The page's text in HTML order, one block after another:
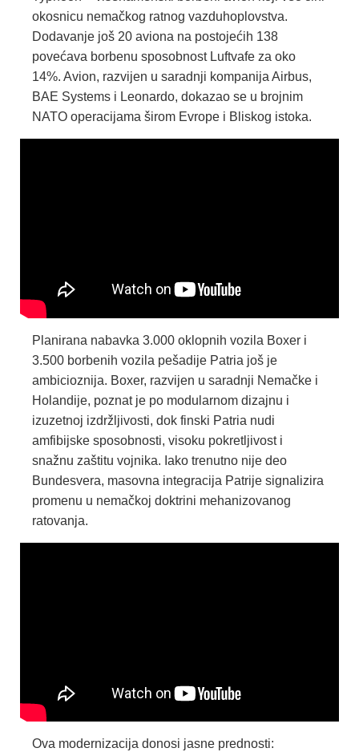
okosnicu nemačkog ratnog vazduhoplovstva.
Dodavanje još 20 aviona na postojećih 138
povećava borbenu sposobnost Luftvafe za oko
14%. Avion, razvijen u saradnji kompanija Airbus,
BAE Systems i Leonardo, dokazao se u brojnim
NATO operacijama širom Evrope i Bliskog istoka.
Planirana nabavka 3.000 oklopnih vozila Boxer i
3.500 borbenih vozila pešadije Patria još je
ambicioznija. Boxer, razvijen u saradnji Nemačke i
Holandije, poznat je po modularnom dizajnu i
izuzetnoj izdržljivosti, dok finski Patria nudi
amfibijske sposobnosti, visoku pokretljivost i
snažnu zaštitu vojnika. Iako trenutno nije deo
Bundesvera, masovna integracija Patrije signalizira
promenu u nemačkoj doktrini mehanizovanog
ratovanja.
Ova modernizacija donosi jasne prednosti: